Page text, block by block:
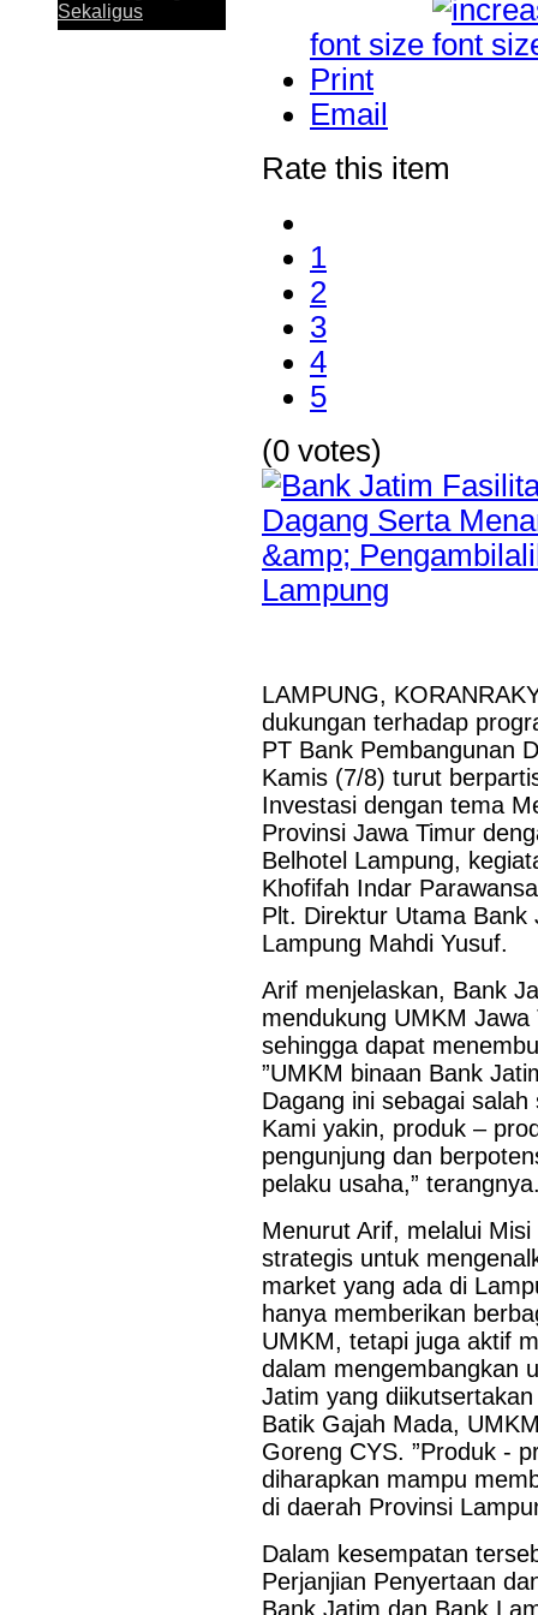
Perkuat Sinergi Antar KUB, Kinerja
SURABAYA,KORANRAKYAT.COM,- 29 Juli 2026. PT
Tbk (Bank Jatim) terus memperkuat perannya sebagai
(KUB) melalui berbagai sinergi strategis bersama bank
Langkah tersebut merupakan wujud...
Bank Jatim dan PCI Muslimat NU Hong Kong
Layanan Remitansi bagi PMI
HONG KONG, KORANRAKYAT.COM24 Juli 2026. PT
Tbk (Bank Jatim) terus memperkuat komitmennya dalam
keuangan bagi Pekerja Migran Indonesia (PMI). Komitmen
penandatanganan Perjanjian Kerja Sama (PKS) antara...
Sekaligus
font size
Print
Email
Rate this item
1
2
3
4
5
(0 votes)
LAMPUNG,
dukungan terhadap
PT Bank Pembangunan
Kamis (7/8) turut
Investasi dengan tema
Provinsi Jawa Timur
Belhotel Lampung,
Khofifah Indar
Plt. Direktur Utama
Lampung Mahdi Yusuf.
Arif menjelaskan, Bank
mendukung UMKM
sehingga dapat
”UMKM binaan Bank
Dagang ini sebagai
Kami yakin, produk –
pengunjung dan
pelaku usaha,”
Menurut Arif, melalui
strategis untuk
market yang ada di
hanya memberikan
UMKM, tetapi juga aktif
dalam mengembangkan
Jatim yang
Batik Gajah Mada,
Goreng CYS. ”Produk -
diharapkan mampu
di daerah Provinsi
Dalam kesempatan
Perjanjian Penyertaan
Bank Jatim dan Bank